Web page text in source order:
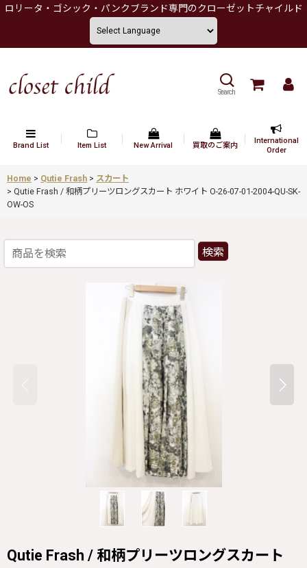
ロリータ・ゴシック・パンクブランド専門のクローゼットチャイルド
Search
Brand List Item List New Arrival 買取のご案内
International
Order
Home > Qutie Frash > スカート
> Qutie Frash / 和柄プリーツロングスカート ホワイト O-26-07-01-2004-QU-SK-
OW-OS
検索
Qutie Frash / 和柄プリーツロングスカート